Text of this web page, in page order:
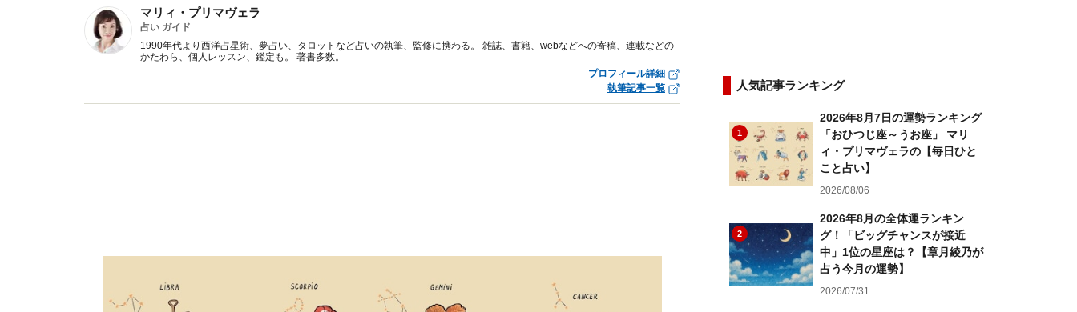
マリィ・プリマヴェラ
占い ガイド
1990年代より西洋占星術、夢占い、タロットなど占いの執筆、監修に携わる。 雑誌、書籍、webなどへの寄稿、連載などの
かたわら、個人レッスン、鑑定も。 著書多数。
プロフィール詳細
執筆記事一覧
人気記事ランキング
1
2026年8月7日の運勢ランキング
「おひつじ座～うお座」 マリ
ィ・プリマヴェラの【毎日ひと
こと占い】
2026/08/06
2
2026年8月の全体運ランキン
グ！「ビッグチャンスが接近
中」1位の星座は？【章月綾乃が
占う今月の運勢】
2026/07/31